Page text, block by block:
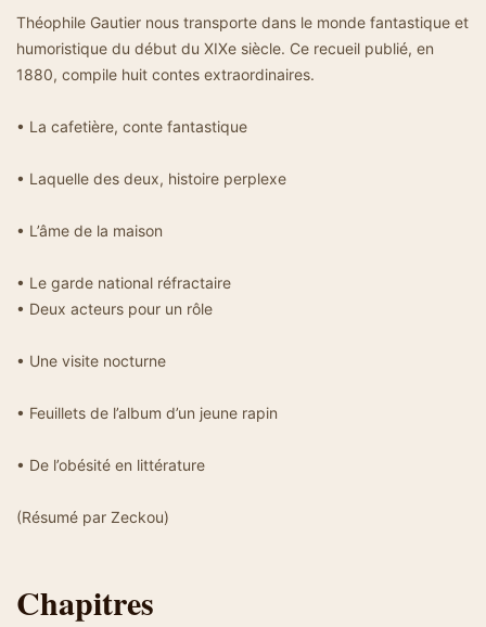
Théophile Gautier nous transporte dans le monde fantastique et
humoristique du début du XIXe siècle. Ce recueil publié, en
1880, compile huit contes extraordinaires.
• La cafetière, conte fantastique
• Laquelle des deux, histoire perplexe
• L’âme de la maison
• Le garde national réfractaire
• Deux acteurs pour un rôle
• Une visite nocturne
• Feuillets de l’album d’un jeune rapin
• De l’obésité en littérature
(Résumé par Zeckou)
Chapitres